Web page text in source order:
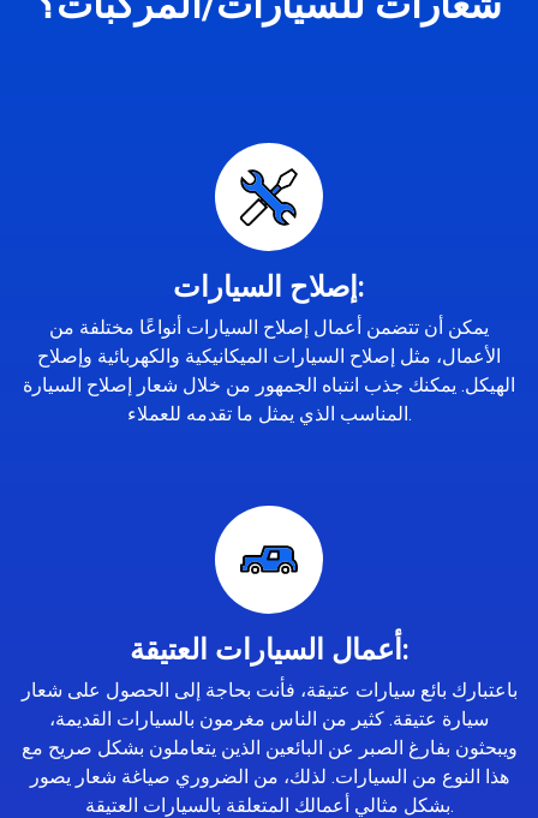
إصلاح السيارات:
يمكن أن تتضمن أعمال إصلاح السيارات أنواعًا مختلفة من
الأعمال، مثل إصلاح السيارات الميكانيكية والكهربائية وإصلاح
الهيكل. يمكنك جذب انتباه الجمهور من خلال شعار إصلاح السيارة
المناسب الذي يمثل ما تقدمه للعملاء.
أعمال السيارات العتيقة:
باعتبارك بائع سيارات عتيقة، فأنت بحاجة إلى الحصول على شعار
سيارة عتيقة. كثير من الناس مغرمون بالسيارات القديمة،
ويبحثون بفارغ الصبر عن البائعين الذين يتعاملون بشكل صريح مع
هذا النوع من السيارات. لذلك، من الضروري صياغة شعار يصور
بشكل مثالي أعمالك المتعلقة بالسيارات العتيقة.